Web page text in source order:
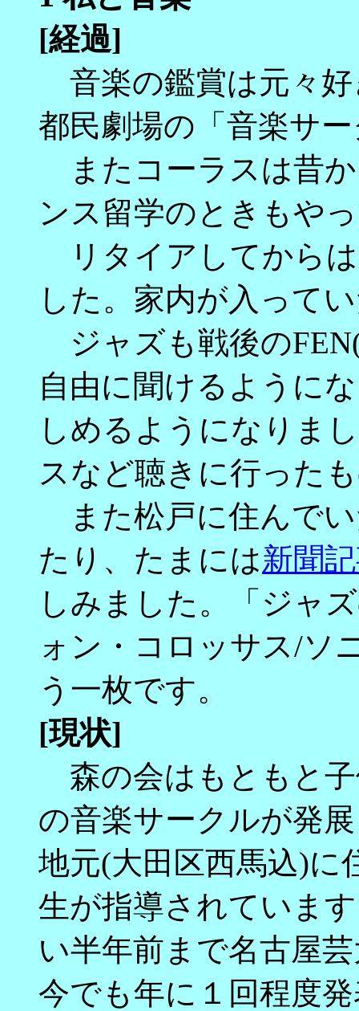
[経過]
音楽の鑑賞は元々
都民劇場の「音楽サ
またコーラスは昔
ンス留学のときもや
リタイアしてから
した。家内が入って
ジャズも戦後の
自由に聞けるように
しめるようになりま
スなど聴きに行った
また松戸に住んで
たり、たまには新聞
しみました。「ジャ
ォン・コロッサス/ソ
う一枚です。
[現状]
森の会はもともと子
の音楽サークルが発
地元(大田区西馬込)に
生が指導されていま
い半年前まで名古屋
今でも年に１回程度